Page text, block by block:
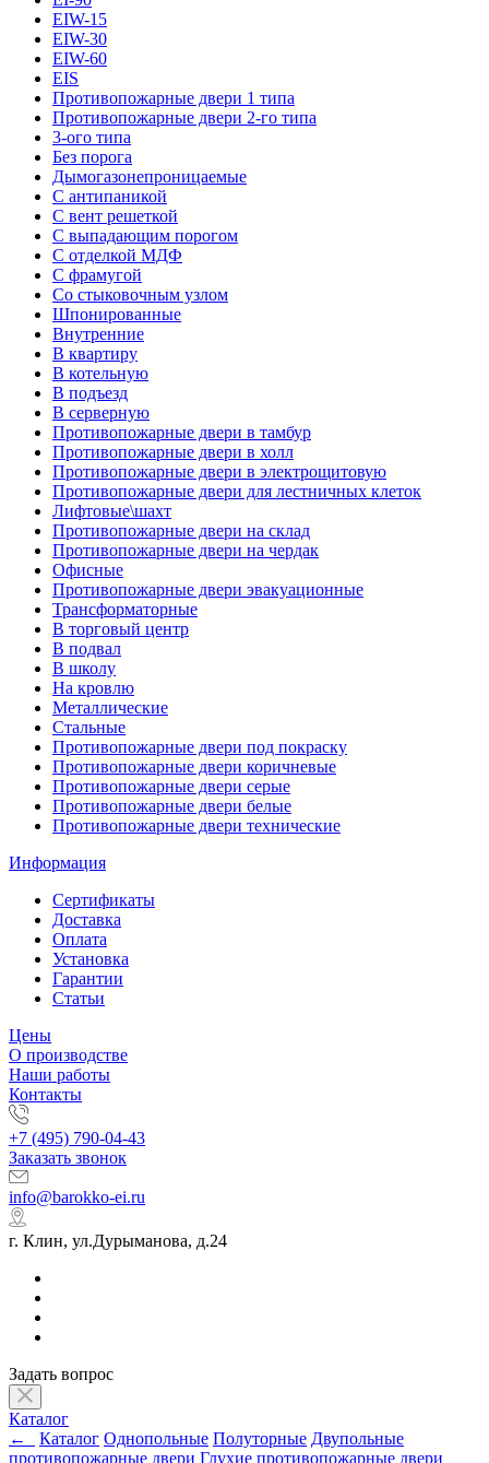
EIW-15
EIW-30
EIW-60
EIS
Противопожарные двери 1 типа
Противопожарные двери 2-го типа
3-ого типа
Без порога
Дымогазонепроницаемые
С антипаникой
С вент решеткой
С выпадающим порогом
С отделкой МДФ
С фрамугой
Со стыковочным узлом
Шпонированные
Внутренние
В квартиру
В котельную
В подъезд
В серверную
Противопожарные двери в тамбур
Противопожарные двери в холл
Противопожарные двери в электрощитовую
Противопожарные двери для лестничных клеток
Лифтовые\шахт
Противопожарные двери на склад
Противопожарные двери на чердак
Офисные
Противопожарные двери эвакуационные
Трансформаторные
В торговый центр
В подвал
В школу
На кровлю
Металлические
Стальные
Противопожарные двери под покраску
Противопожарные двери коричневые
Противопожарные двери серые
Противопожарные двери белые
Противопожарные двери технические
Информация
Сертификаты
Доставка
Оплата
Установка
Гарантии
Статьи
Цены
О производстве
Наши работы
Контакты
+7 (495) 790-04-43
Заказать звонок
info@barokko-ei.ru
г. Клин, ул.Дурыманова, д.24
Задать вопрос
Каталог
←
Каталог Однопольные Полуторные Двупольные
противопожарные двери Глухие противопожарные двери